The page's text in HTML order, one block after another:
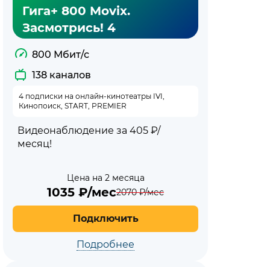
Гига+ 800 Movix.
Засмотрись! 4
800 Мбит/с
138 каналов
4 подписки на онлайн-кинотеатры IVI,
Кинопоиск, START, PREMIER
Видеонаблюдение за 405 ₽/
месяц!
Цена на 2 месяца
1035 ₽/мес2070₽/мес
Подключить
Подробнее